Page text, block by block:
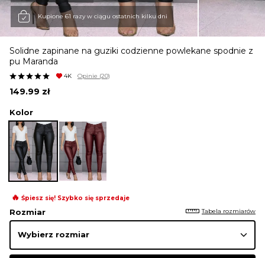
KURTKI I PŁASZCZE
SPÓDNICE
KOMBINEZONY
DRESY
MARYNARKI
Kupione 61 razy w ciągu ostatnich kilku dni
Solidne zapinane na guziki codzienne powlekane spodnie z
pu Maranda
4K Opinie (20)
149.99 zł
Kolor
🔥 Śpiesz się! Szybko się sprzedaje
Rozmiar Tabela rozmiarów